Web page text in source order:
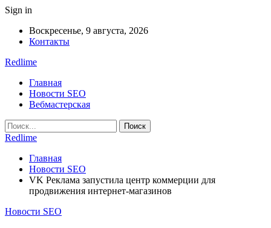
Sign in
Воскресенье, 9 августа, 2026
Контакты
Redlime
Главная
Новости SEO
Вебмастерская
Redlime
Главная
Новости SEO
VK Реклама запустила центр коммерции для
продвижения интернет-магазинов
Новости SEO